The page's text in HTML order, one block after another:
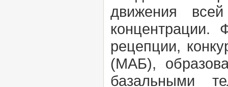
движения
концентрации.
рецепции,
(МАБ),
базальными